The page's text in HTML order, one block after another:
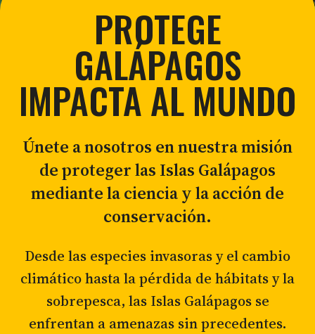
PROTEGE
GALÁPAGOS
IMPACTA AL MUNDO
Únete a nosotros en nuestra misión
de proteger las Islas Galápagos
mediante la ciencia y la acción de
conservación.
Desde las especies invasoras y el cambio
climático hasta la pérdida de hábitats y la
sobrepesca, las Islas Galápagos se
enfrentan a amenazas sin precedentes.